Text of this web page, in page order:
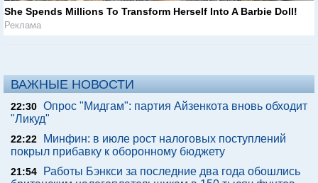
She Spends Millions To Transform Herself Into A Barbie Doll!
Реклама
ВАЖНЫЕ НОВОСТИ
22:30 Опрос "Мидгам": партия Айзенкота вновь обходит
"Ликуд"
22:22
Минфин: в июле рост налоговых поступлений
покрыл прибавку к оборонному бюджету
21:54
Работы Бэнкси за последние два года обошлись